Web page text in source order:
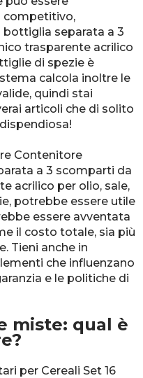
competitivo,
separata a 3
trasparente acrilico
di spezie è
calcola inoltre le
quindi stai
articoli che di solito
Contenitore
a 3 scomparti da
acrilico per olio, sale,
potrebbe essere utile
essere avventata
il costo totale, sia più
Tieni anche in
che influenzano
e le politiche di
miste: qual è
per Cereali Set 16